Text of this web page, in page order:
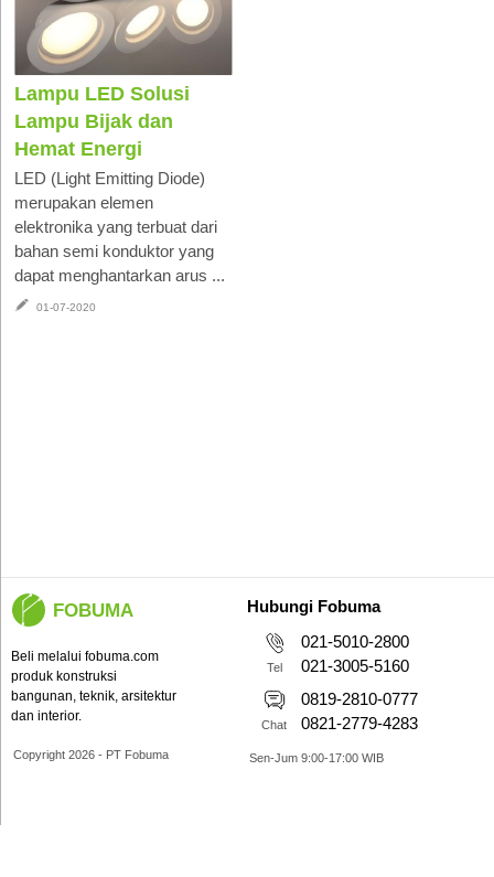
Lampu LED Solusi
Lampu Bijak dan
Hemat Energi
LED (Light Emitting Diode)
merupakan elemen
elektronika yang terbuat dari
bahan semi konduktor yang
dapat menghantarkan arus ...
01-07-2020
FOBUMA
Beli melalui fobuma.com
produk konstruksi
bangunan, teknik, arsitektur
dan interior.
Copyright 2026 - PT Fobuma
Hubungi Fobuma
Tel
021-5010-2800
021-3005-5160
Chat
0819-2810-0777
0821-2779-4283
Sen-Jum 9:00-17:00 WIB